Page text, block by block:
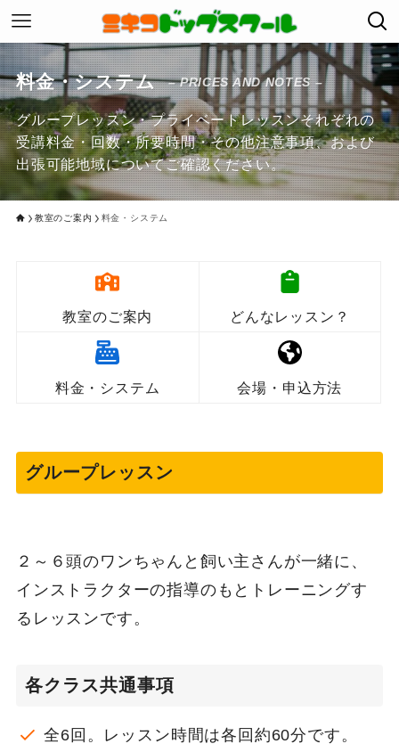
料金・システム – PRICES AND NOTES –
グループレッスン・プライベートレッスンそれぞれの
受講料金・回数・所要時間・その他注意事項、および
出張可能地域についてご確認ください。
教室のご案内 料金・システム
教室のご案内 どんなレッスン？
料金・システム 会場・申込方法
グループレッスン
２～６頭のワンちゃんと飼い主さんが一緒に、
インストラクターの指導のもとトレーニングす
るレッスンです。
各クラス共通事項
全6回。レッスン時間は各回約60分です。